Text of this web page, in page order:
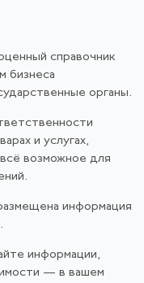
справочник
бизнеса
органы.
и услугах,
возможное для
информация
информации,
— в вашем